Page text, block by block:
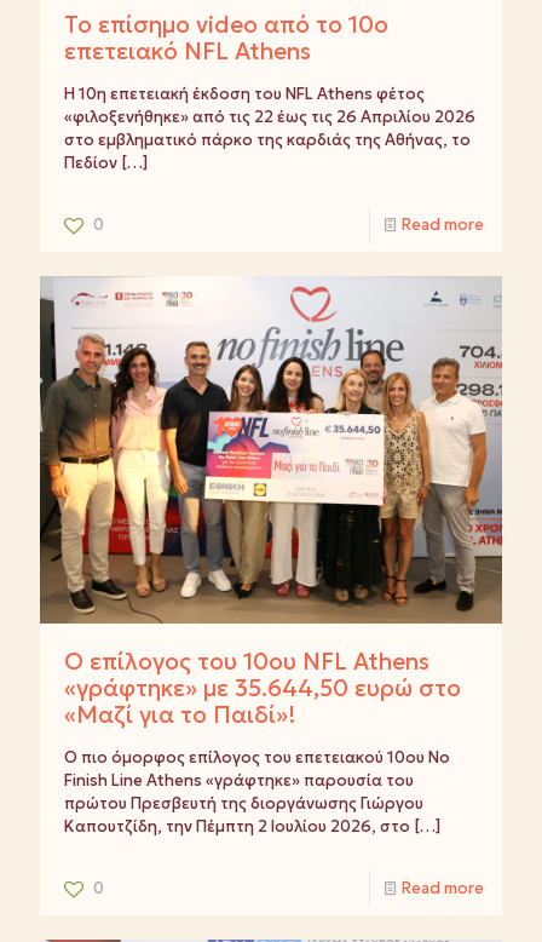
Το επίσημο video από το 10ο
επετειακό NFL Athens
Η 10η επετειακή έκδοση του NFL Athens φέτος
«φιλοξενήθηκε» από τις 22 έως τις 26 Απριλίου 2026
στο εμβληματικό πάρκο της καρδιάς της Αθήνας, το
Πεδίον […]
0 Read more
Ο επίλογος του 10ου NFL Athens
«γράφτηκε» με 35.644,50 ευρώ στο
«Μαζί για το Παιδί»!
Ο πιο όμορφος επίλογος του επετειακού 10ου No
Finish Line Athens «γράφτηκε» παρουσία του
πρώτου Πρεσβευτή της διοργάνωσης Γιώργου
Καπουτζίδη, την Πέμπτη 2 Ιουλίου 2026, στο […]
0 Read more